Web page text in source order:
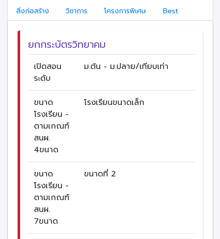
สิ่งก่อสร้าง
วิชาการ โครงการพิเศษ Best
ยกกระบัตรวิทยาคม
เปิดสอน
ระดับ
ม.ต้น - ม.ปลาย/เทียบเท่า
ขนาด
โรงเรียน -
ตามเกณฑ์
สนผ.
4ขนาด
โรงเรียนขนาดเล็ก
ขนาด
โรงเรียน -
ตามเกณฑ์
สนผ.
7ขนาด
ขนาดที่ 2